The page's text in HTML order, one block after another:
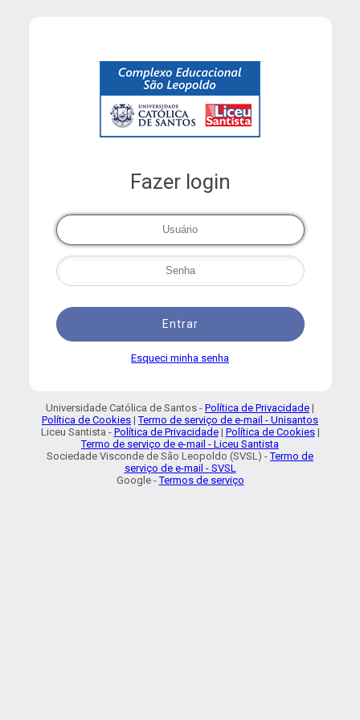
Fazer login
Entrar
Esqueci minha senha
Universidade Católica de Santos - Política de Privacidade |
Política de Cookies |Termo de serviço de e-mail - Unisantos
Liceu Santista - Política de Privacidade| Política de Cookies|
Termo de serviço de e-mail - Liceu Santista
Sociedade Visconde de São Leopoldo (SVSL) -Termo de
serviço de e-mail - SVSL
Google -Termos de serviço